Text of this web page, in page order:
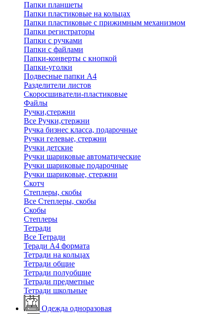
Папки планшеты
Папки пластиковые на кольцах
Папки пластиковые с прижимным механизмом
Папки регистраторы
Папки с ручками
Папки с файлами
Папки-конверты с кнопкой
Папки-уголки
Подвесные папки А4
Разделители листов
Скоросшиватели-пластиковые
Файлы
Ручки,стержни
Все Ручки,стержни
Ручка бизнес класса, подарочные
Ручки гелевые, стержни
Ручки детские
Ручки шариковые автоматические
Ручки шариковые подарочные
Ручки шариковые, стержни
Скотч
Степлеры, скобы
Все Степлеры, скобы
Скобы
Степлеры
Тетради
Все Тетради
Теради А4 формата
Тетради на кольцах
Тетради общие
Тетради полуобщие
Тетради предметные
Тетради школьные
Одежда одноразовая